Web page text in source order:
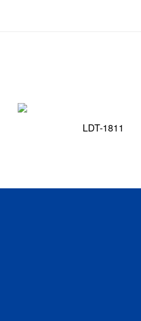
LDT-1811